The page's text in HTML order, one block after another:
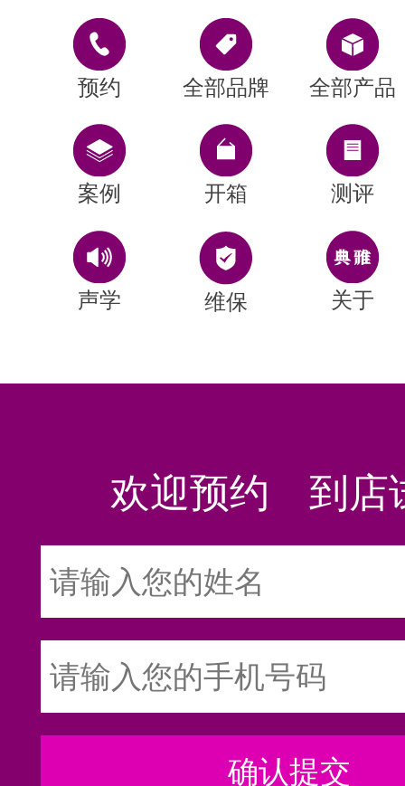
预约 全部品牌 全部产品
案例 开箱 测评
声学 维保 关于
欢迎预约 到店